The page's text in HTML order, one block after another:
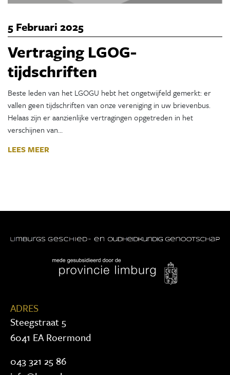
5 Februari 2025
Vertraging LGOG-
tijdschriften
Beste leden van het LGOGU hebt het ongetwijfeld gemerkt: er
vallen geen tijdschriften van onze vereniging in uw brievenbus.
Helaas zijn er aanzienlijke vertragingen opgetreden in het
verschijnen van…
LEES MEER
ADRES
Steegstraat 5
6041 EA Roermond
043 321 25 86